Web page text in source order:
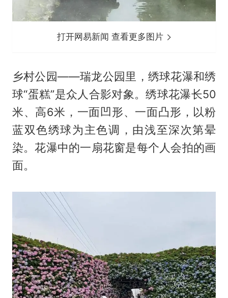
打开网易新闻 查看更多图片
乡村公园——瑞龙公园里，绣球花瀑和绣
球“蛋糕”是众人合影对象。绣球花瀑长50
米、高6米，一面凹形、一面凸形，以粉
蓝双色绣球为主色调，由浅至深次第晕
染。花瀑中的一扇花窗是每个人会拍的画
面。